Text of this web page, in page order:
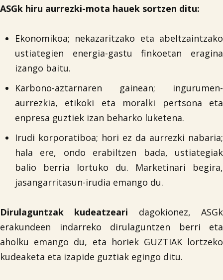

ASGk hiru aurrezki-mota hauek sortzen ditu:
Ekonomikoa; nekazaritzako eta abeltzaintzako
ustiategien energia-gastu finkoetan eragina
izango baitu.
Karbono-aztarnaren gainean; ingurumen-
aurrezkia, etikoki eta moralki pertsona eta
enpresa guztiek izan beharko luketena.
Irudi korporatiboa; hori ez da aurrezki nabaria;
hala ere, ondo erabiltzen bada, ustiategiak
balio berria lortuko du. Marketinari begira,
jasangarritasun-irudia emango du.
Dirulaguntzak kudeatzeari dagokionez, ASGk
erakundeen indarreko dirulaguntzen berri eta
aholku emango du, eta horiek GUZTIAK lortzeko
kudeaketa eta izapide guztiak egingo ditu.